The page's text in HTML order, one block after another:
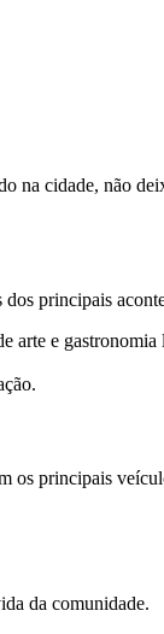
na cidade, não
principais
arte e gastronomia
os principais
da comunidade.